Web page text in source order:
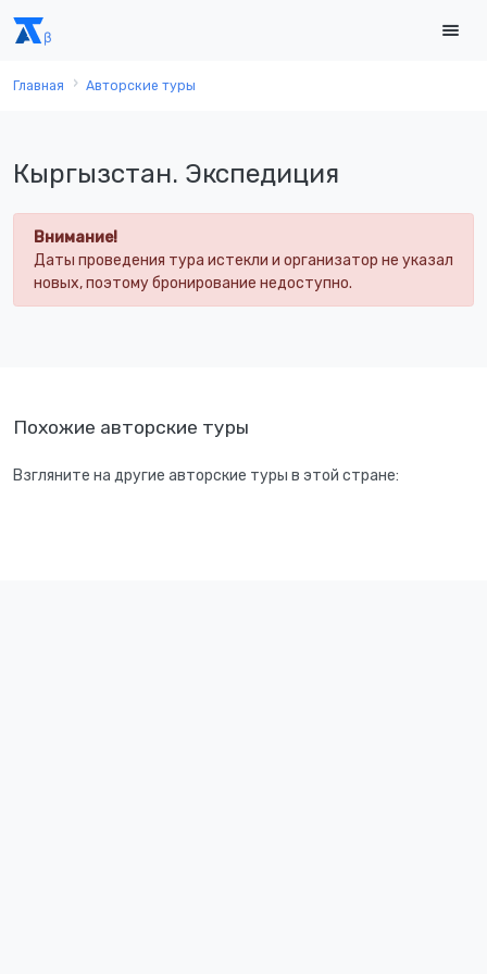
Главная Авторские туры
Кыргызстан. Экспедиция
Внимание!
Даты проведения тура истекли и организатор не указал
новых, поэтому бронирование недоступно.
Похожие авторские туры
Взгляните на другие авторские туры в этой стране: